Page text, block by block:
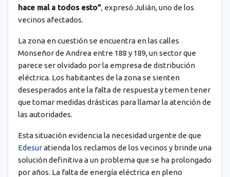
hace mal a todos esto”, expresó Julián, uno de los
vecinos afectados.
La zona en cuestión se encuentra en las calles
Monseñor de Andrea entre 188 y 189, un sector que
parece ser olvidado por la empresa de distribución
eléctrica. Los habitantes de la zona se sienten
desesperados ante la falta de respuesta y temen tener
que tomar medidas drásticas para llamar la atención de
las autoridades.
Esta situación evidencia la necesidad urgente de que
Edesuratienda los reclamos de los vecinos y brinde una
solución definitiva a un problema que se ha prolongado
por años. La falta de energía eléctrica en pleno